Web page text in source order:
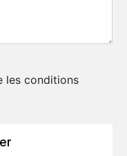
les conditions